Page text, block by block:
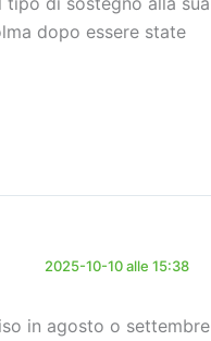
dopo essere state
2025-10-10 alle 15:38
in agosto o settembre